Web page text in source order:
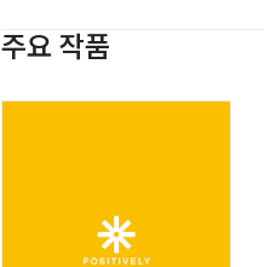
주요 작품